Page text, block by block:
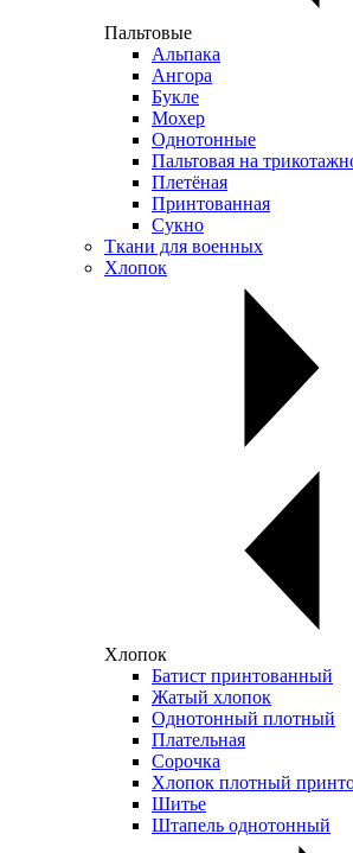
Пальтовые
Альпака
Ангора
Букле
Мохер
Однотонные
Пальтовая на
Плетёная
Принтованная
Сукно
Ткани для военных
Хлопок
Хлопок
Батист принтованный
Жатый хлопок
Однотонный плотный
Плательная
Сорочка
Хлопок плотный
Шитье
Штапель однотонный